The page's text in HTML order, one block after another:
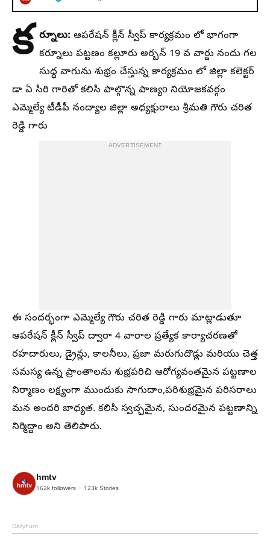
క ర్నూలు: ఆపరేషన్ క్లీన్ స్వీప్ కార్యక్రమం లో భాగంగా
కర్నూలు పట్టణం కల్లూరు అర్బన్ 19 వ వార్డు నందు గల
సుద్ధ వాగును శుభ్రం చేస్తున్న కార్యక్రమం లో జిల్లా కలెక్టర్
డా ఏ సిరి గారితో కలిసి పాల్గొన్న పాణ్యo నియోజకవర్గం
ఎమ్మెల్యే టీడీపీ నంద్యాల జిల్లా అధ్యక్షురాలు శ్రీమతి గౌరు చరిత
రెడ్డి గారు
ADVERTISEMENT
ఈ సందర్భంగా ఎమ్మెల్యే గౌరు చరిత రెడ్డి గారు మాట్లాడుతూ
ఆపరేషన్ క్లీన్ స్వీప్ ద్వారా 4 వారాల ప్రత్యేక కార్యాచరణతో
రహదారులు, డ్రైన్లు, కాలనీలు, ప్రజా మరుగుదొడ్లు మరియు చెత్త
సమస్య ఉన్న ప్రాంతాలను శుభ్రపరిచి ఆరోగ్యవంతమైన పట్టణాల
నిర్మాణం లక్ష్యంగా ముందుకు సాగుదాం,పరిశుభ్రమైన పరిసరాలు
మన అందరి బాధ్యత. కలిసి స్వచ్ఛమైన, సుందరమైన పట్టణాన్ని
నిర్మిద్దాం అని తెలిపారు.
hmtv
162k followers 123k Stories
Dailyhunt